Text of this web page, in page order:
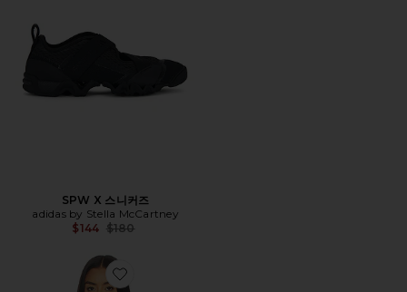
SPW X 스니커즈
adidas by Stella McCartney
$144 Previous price:
$180
Favorite KNITTED 탑